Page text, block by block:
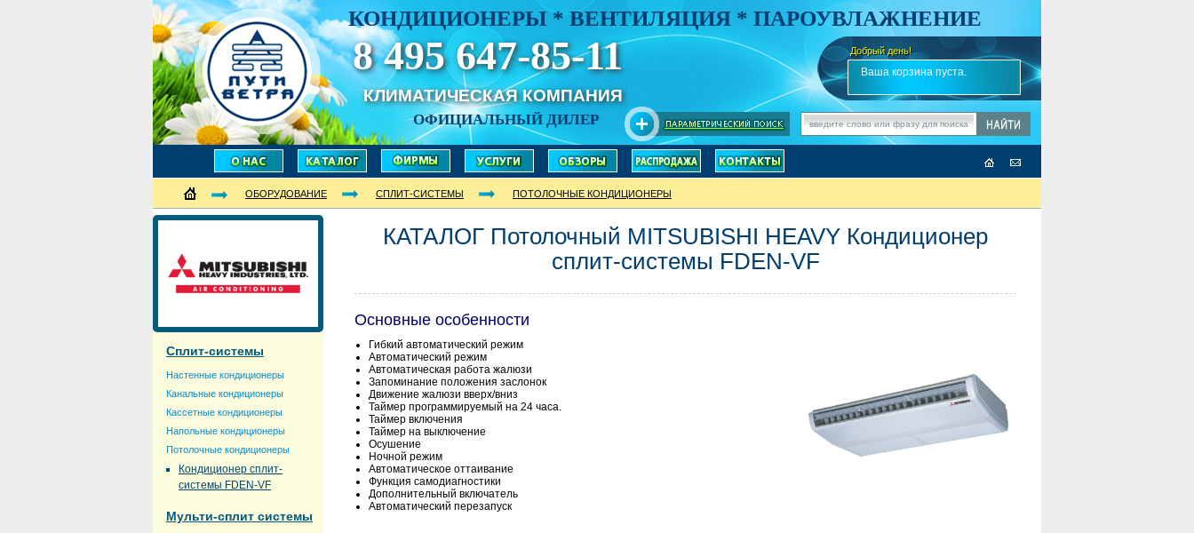
КОНДИЦИОНЕРЫ * ВЕНТИЛЯЦИЯ * ПАРОУВЛАЖНЕНИЕ
8 495 647-85-11
КЛИМАТИЧЕСКАЯ КОМПАНИЯ
ОФИЦИАЛЬНЫЙ ДИЛЕР
Добрый день!
✎Ваша корзина пуста.
ОБОРУДОВАНИЕ СПЛИТ-СИСТЕМЫ ПОТОЛОЧНЫЕ КОНДИЦИОНЕРЫ
Сплит-системы
Настенные кондиционеры
Канальные кондиционеры
Кассетные кондиционеры
Напольные кондиционеры
Потолочные кондиционеры
Кондиционер сплит-
системы FDEN-VF
Мульти-сплит системы
КАТАЛОГ Потолочный MITSUBISHI HEAVY Кондиционер
сплит-системы FDEN-VF
Основные особенности
Гибкий автоматический режим
Автоматический режим
Автоматическая работа жалюзи
Запоминание положения заслонок
Движение жалюзи вверх/вниз
Таймер программируемый на 24 часа.
Таймер включения
Таймер на выключение
Осушение
Ночной режим
Автоматическое оттаивание
Функция самодиагностики
Дополнительный включатель
Автоматический перезапуск